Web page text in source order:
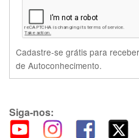
Cadastre-se grátis para
de Autoconhecimento.
Siga-nos: